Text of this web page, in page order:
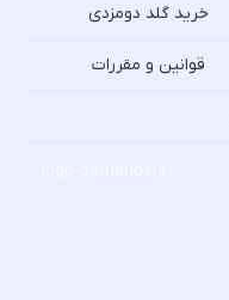
خرید گلد دومزدی
قوانین و مقررات